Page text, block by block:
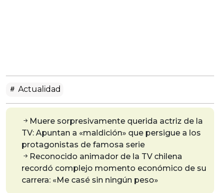
Actualidad
Muere sorpresivamente querida actriz de la
TV: Apuntan a «maldición» que persigue a los
protagonistas de famosa serie
Reconocido animador de la TV chilena
recordó complejo momento económico de su
carrera: «Me casé sin ningún peso»